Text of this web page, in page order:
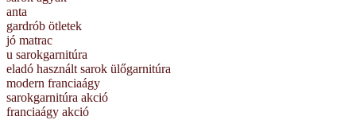
anta
gardrób ötletek
jó matrac
u sarokgarnitúra
eladó használt sarok ülőgarnitúra
modern franciaágy
sarokgarnitúra akció
franciaágy akció